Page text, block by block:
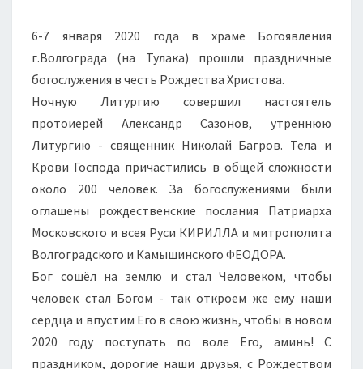
6-7 января 2020 года в храме Богоявления
г.Волгограда (на Тулака) прошли праздничные
богослужения в честь Рождества Христова.
Ночную Литургию совершил настоятель
протоиерей Александр Сазонов, утреннюю
Литургию - священник Николай Багров. Тела и
Крови Господа причастились в общей сложности
около 200 человек. За богослужениями были
оглашены рождественские послания Патриарха
Московского и всея Руси КИРИЛЛА и митрополита
Волгоградского и Камышинского ФЕОДОРА.
Бог сошёл на землю и стал Человеком, чтобы
человек стал Богом - так откроем же ему наши
сердца и впустим Его в свою жизнь, чтобы в новом
2020 году поступать по воле Его, аминь! С
праздником, дорогие наши друзья, с Рождеством